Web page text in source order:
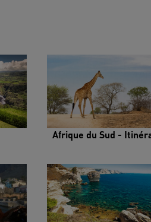
Afrique du Sud -